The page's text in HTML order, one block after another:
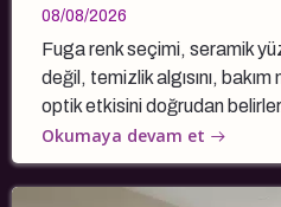
08/08/2026
Fuga renk seçimi, seramik
değil, temizlik algısını,
optik etkisini doğrudan
Okumaya devam et